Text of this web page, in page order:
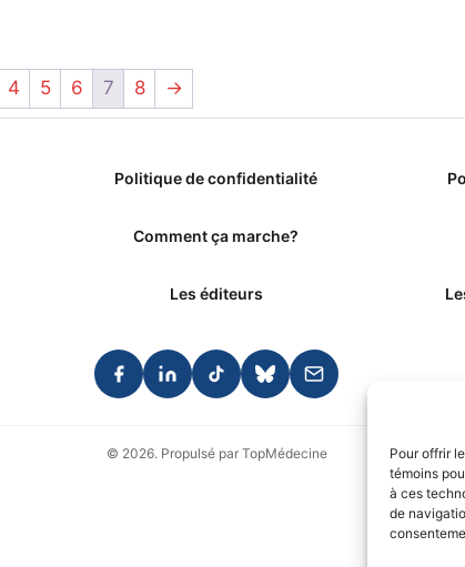
Pour offrir
témoins
à ces
de
4 5 6 7 8 →
Politique de confidentialité
Comment ça marche?
Les éditeurs
© 2026. Propulsé par TopMédecine